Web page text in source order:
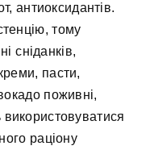
антиоксидантів.
тому
сніданків,
пасти,
поживні,
раціону